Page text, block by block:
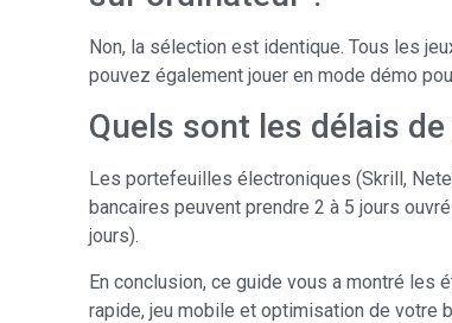
Non, la sélection est identique. Tous les
pouvez également jouer en mode démo
Quels sont les délais
Les portefeuilles électroniques (Skrill,
bancaires peuvent prendre 2 à 5 jours
jours).
En conclusion, ce guide vous a montré les
rapide, jeu mobile et optimisation de votre